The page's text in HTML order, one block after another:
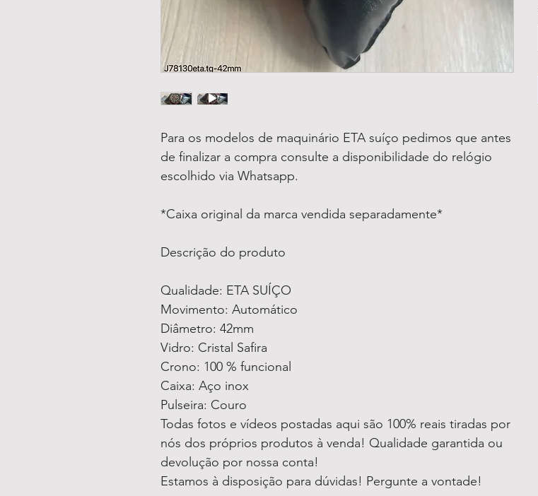
Para os modelos de maquinário ETA suíço pedimos que antes
de finalizar a compra consulte a disponibilidade do relógio
escolhido via Whatsapp.
*Caixa original da marca vendida separadamente*
Descrição do produto
Qualidade: ETA SUÍÇO
Movimento: Automático
Diâmetro: 42mm
Vidro: Cristal Safira
Crono: 100 % funcional
Caixa: Aço inox
Pulseira: Couro
Todas fotos e vídeos postadas aqui são 100% reais tiradas por
nós dos próprios produtos à venda! Qualidade garantida ou
devolução por nossa conta!
Estamos à disposição para dúvidas! Pergunte a vontade!